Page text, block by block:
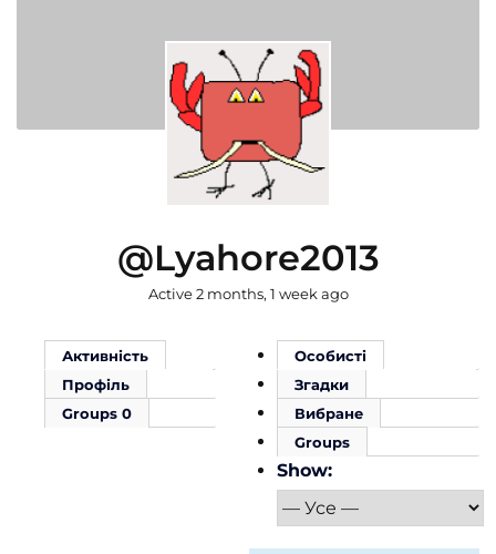
@lyahore2013
Active 2 months, 1 week ago
Активність
Профіль
Groups 0
Особисті
Згадки
Вибране
Groups
Show: